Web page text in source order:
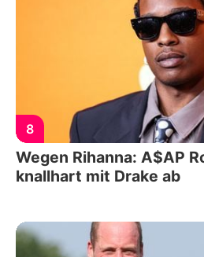
8
Wegen Rihanna: A$AP
knallhart mit Drake ab